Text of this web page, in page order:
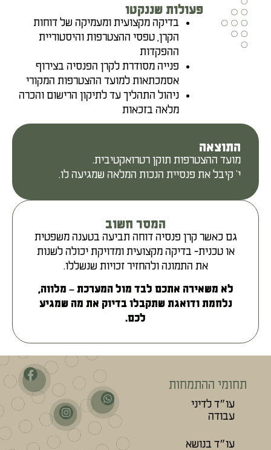
פעולות שננקטו
בדיקה מקצועית ומעמיקה של דוחות
הקרן, טפסי ההצטרפות והיסטוריית
ההפקדות
פנייה מסודרת לקרן הפנסיה בצירוף
אסמכתאות למועד ההצטרפות המקורי
ניהול התהליך עד לתיקון הרישום והכרה
מלאה בזכאות
התוצאה
מועד ההצטרפות תוקן רטרואקטיבית.
י' קיבל את פנסיית הנכות המלאה שמגיעה לו.
המסר חשוב
גם כאשר קרן פנסיה דוחה תביעה בטענה משפטית
או טכנית- בדיקה מקצועית ומדויקת יכולה לשנות
את התמונה ולהחזיר זכויות שנשללו.
לא משאירה אתכם לבד מול המערכת – מלווה,
נלחמת ודואגת שתקבלו בדיוק את מה שמגיע
לכם.
תחומי ההתמחות
עו״ד לדיני
עבודה
עו״ד בנושא